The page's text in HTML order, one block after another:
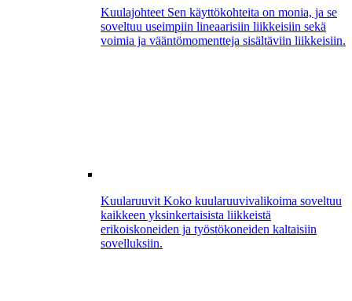
Kuulajohteet Sen käyttökohteita on monia, ja se
soveltuu useimpiin lineaarisiin liikkeisiin sekä
voimia ja vääntömomentteja sisältäviin liikkeisiin.
Kuularuuvit Koko kuularuuvivalikoima soveltuu
kaikkeen yksinkertaisista liikkeistä
erikoiskoneiden ja työstökoneiden kaltaisiin
sovelluksiin.